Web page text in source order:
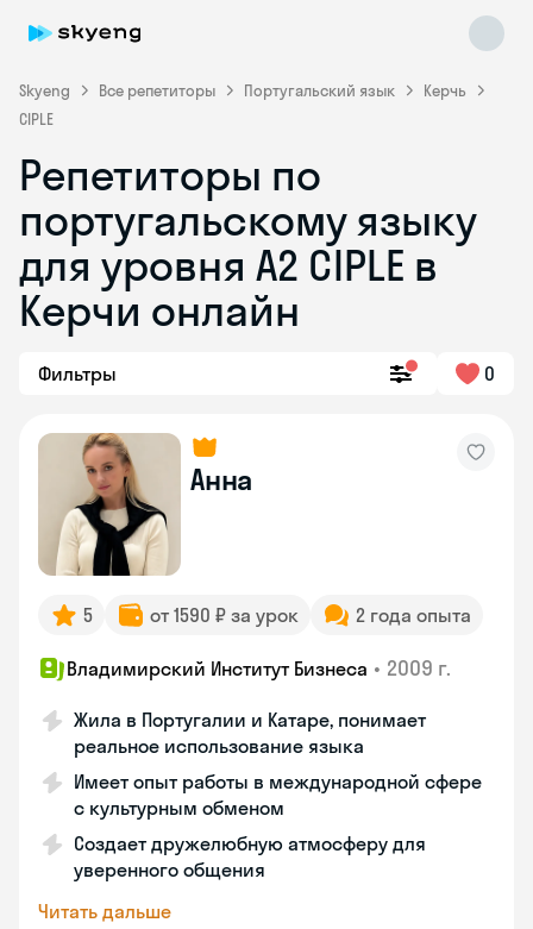
Skyeng Все репетиторы Португальский язык
Керчь
CIPLE
Репетиторы по
португальскому языку
для уровня A2 CIPLE в
Керчи онлайн
Фильтры 0
Анна
5 от 1590 ₽ за урок 2 года опыта
Владимирский Институт Бизнеса • 2009 г.
Жила в Португалии и Катаре, понимает
реальное использование языка
Имеет опыт работы в международной сфере
с культурным обменом
Создает дружелюбную атмосферу для
уверенного общения
Читать дальше
Skyeng Chat
online